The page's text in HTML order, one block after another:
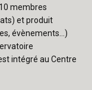
membres
et produit
évènements…)
intégré au Centre